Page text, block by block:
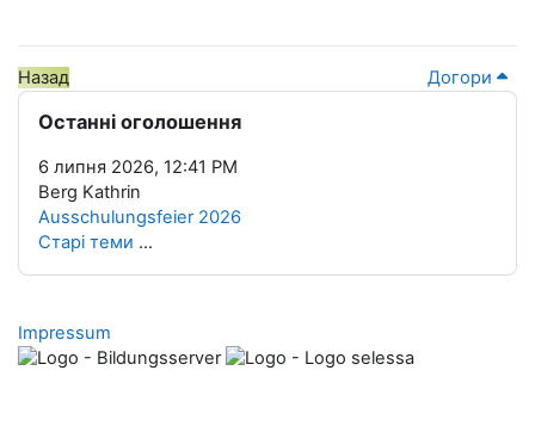
Назад Догори
Блоки
Пропустити Останні оголошення
Останні оголошення
6 липня 2026, 12:41 PM
Berg Kathrin
Ausschulungsfeier 2026
Старі теми ...
Impressum